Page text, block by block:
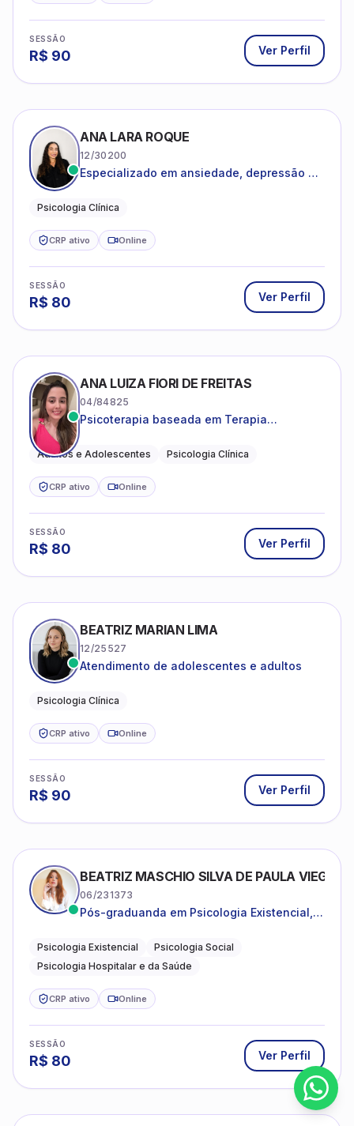
SESSÃO
R$ 90 Ver Perfil
ANA LARA ROQUE
12/30200
Especializado em ansiedade, depressão e
Psicologia Clínica
CRP ativo Online
SESSÃO
R$ 80 Ver Perfil
ANA LUIZA FIORI DE FREITAS
04/84825
Psicoterapia baseada em Terapia
Adultos e Adolescentes Psicologia Clínica
CRP ativo Online
SESSÃO
R$ 80 Ver Perfil
BEATRIZ MARIAN LIMA
12/25527
Atendimento de adolescentes e adultos
Psicologia Clínica
CRP ativo Online
SESSÃO
R$ 90 Ver Perfil
BEATRIZ MASCHIO SILVA DE PAULA VIEGAS
06/231373
Pós-graduanda em Psicologia Existencial,
da Saúde.
Psicologia Existencial
Psicologia Social
Psicologia Hospitalar e da Saúde
CRP ativo Online
SESSÃO
R$ 80 Ver Perfil